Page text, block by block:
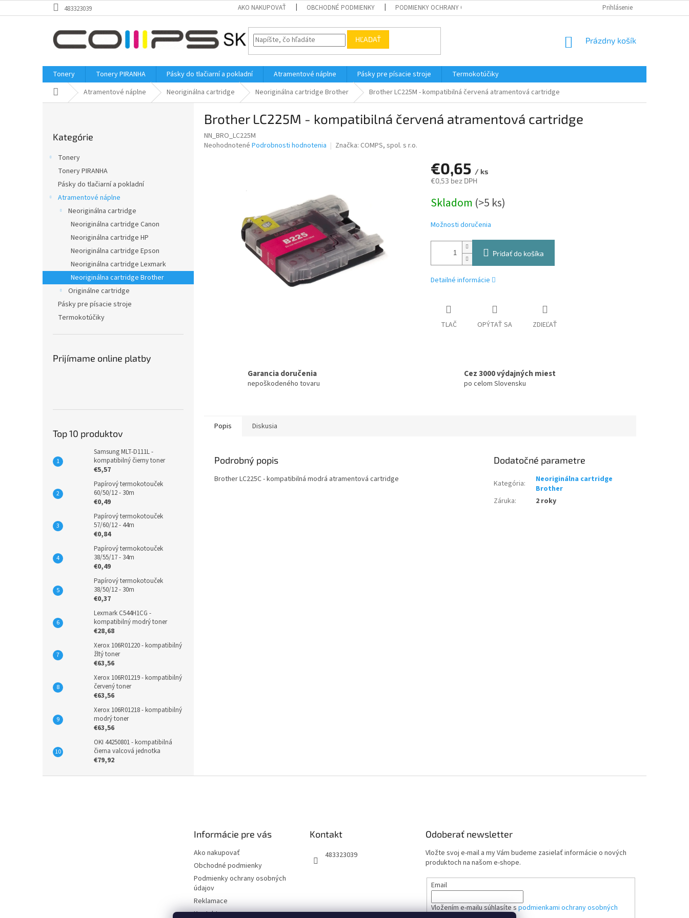
na
483323039 AKO NAKUPOVAŤ OBCHODNÉ PODMIENKY PODMIENKY OCHRANY OSOBNÝCH ÚDAJOV KONTAKTY
Prihlásenie
HĽADAŤ
NÁKUPNÝ
Prázdny košík
Tonery Tonery PIRANHA Pásky do tlačiarní a pokladní Atramentové náplne Pásky pre písacie stroje
Termokotúčiky
DomovAtramentové náplne Neoriginálna cartridge Neoriginálna cartridge Brother Brother LC225M - kompatibilná červená atramentová cartridge
kategórie
Kategórie
Tonery
Tonery PIRANHA
Pásky do tlačiarní a pokladní
Atramentové náplne
Neoriginálna cartridge
Neoriginálna cartridge Canon
Neoriginálna cartridge HP
Neoriginálna cartridge Epson
Neoriginálna cartridge Lexmark
Neoriginálna cartridge Brother
Originálne cartridge
Pásky pre písacie stroje
Termokotúčiky
Prijímame online platby
Top 10 produktov
Samsung MLT-D111L -
kompatibilný čierny toner
€5,57
Papírový termokotouček
60/50/12 - 30m
€0,49
Papírový termokotouček
57/60/12 - 44m
€0,84
Papírový termokotouček
38/55/17 - 34m
€0,49
Papírový termokotouček
38/50/12 - 30m
€0,37
Lexmark C544H1CG -
kompatibilný modrý toner
€28,68
Xerox 106R01220 - kompatibilný
žltý toner
€63,56
Xerox 106R01219 - kompatibilný
červený toner
€63,56
Xerox 106R01218 - kompatibilný
modrý toner
€63,56
OKI 44250801 - kompatibilná
čierna valcová jednotka
€79,92
Brother LC225M - kompatibilná červená atramentová cartridge
NN_BRO_LC225M
Priemerné
Neohodnotené Podrobnosti hodnotenia Značka: COMPS, spol. s r.o.
€0,65 / ks
€0,53 bez DPH
cena:
Skladom (>5 ks)
Možnosti doručenia
Pridať do košíka
Detailné informácie
TLAČ OPÝTAŤ SA ZDIEĽAŤ
Garancia doručenia
nepoškodeného tovaru
Cez 3000 výdajných miest
po celom Slovensku
Popis Diskusia
Podrobný popis
Brother LC225C - kompatibilná modrá atramentová cartridge
Dodatočné parametre
Kategória:
Neoriginálna cartridge
Brother
Záruka: 2 roky
Informácie pre vás
Ako nakupovať
Obchodné podmienky
Podmienky ochrany osobných
údajov
Reklamace
Kontakty
Kontakt
483323039
Odoberať newsletter
Vložte svoj e-mail a my Vám budeme zasielať informácie o nových
produktoch na našom e-shope.
Email
Vložením e-mailu súhlasíte spodmienkami ochrany osobných